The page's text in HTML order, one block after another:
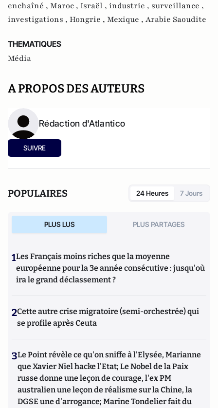
enchaîné , Maroc , Israël , industrie , surveillance ,
investigations , Hongrie , Mexique , Arabie Saoudite
THEMATIQUES
Média
A PROPOS DES AUTEURS
Rédaction d'Atlantico
SUIVRE
POPULAIRES 24 Heures 7 Jours
PLUS LUS PLUS PARTAGES
1Les Français moins riches que la moyenne
européenne pour la 3e année consécutive : jusqu'où
ira le grand déclassement ?
2Cette autre crise migratoire (semi-orchestrée) qui
se profile après Ceuta
3Le Point révèle ce qu'on sniffe à l'Elysée, Marianne
que Xavier Niel hacke l'Etat; Le Nobel de la Paix
russe donne une leçon de courage, l'ex PM
australien une leçon de réalisme sur la Chine, la
DGSE une d'arrogance; Marine Tondelier fait du